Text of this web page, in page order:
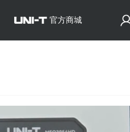
官方商城